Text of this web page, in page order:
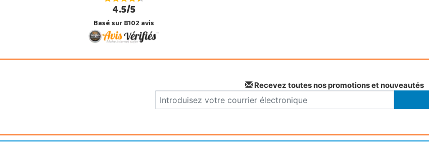
4.5/5
Basé sur 8102 avis
Recevez toutes nos promotions et nouveautés